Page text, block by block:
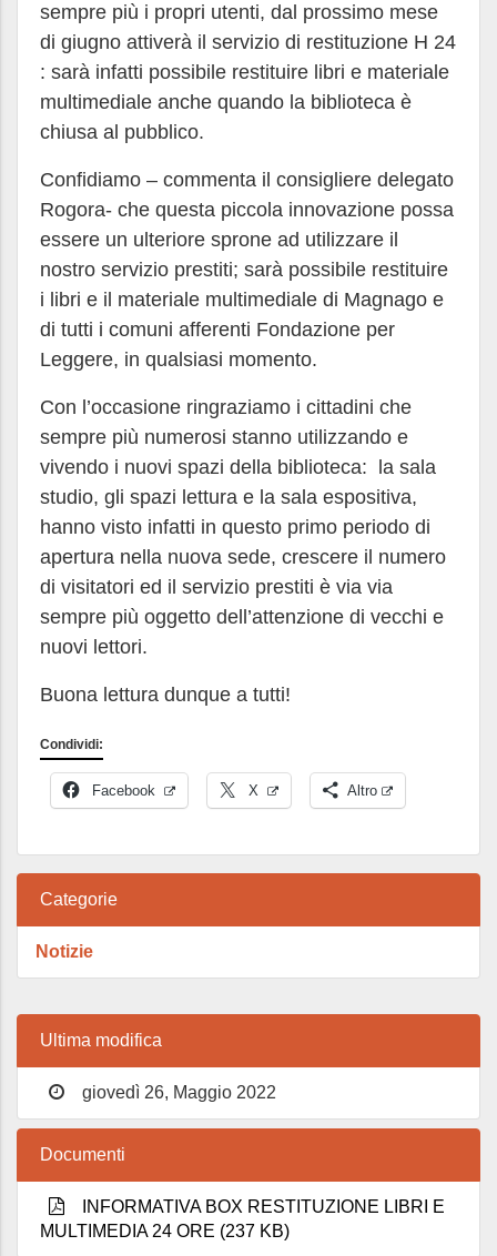
sempre più i propri utenti, dal prossimo mese
di giugno attiverà il servizio di restituzione H 24
: sarà infatti possibile restituire libri e materiale
multimediale anche quando la biblioteca è
chiusa al pubblico.
Confidiamo – commenta il consigliere delegato
Rogora- che questa piccola innovazione possa
essere un ulteriore sprone ad utilizzare il
nostro servizio prestiti; sarà possibile restituire
i libri e il materiale multimediale di Magnago e
di tutti i comuni afferenti Fondazione per
Leggere, in qualsiasi momento.
Con l’occasione ringraziamo i cittadini che
sempre più numerosi stanno utilizzando e
vivendo i nuovi spazi della biblioteca: la sala
studio, gli spazi lettura e la sala espositiva,
hanno visto infatti in questo primo periodo di
apertura nella nuova sede, crescere il numero
di visitatori ed il servizio prestiti è via via
sempre più oggetto dell’attenzione di vecchi e
nuovi lettori.
Buona lettura dunque a tutti!
Condividi:
Facebook X Altro
Categorie
Notizie
Ultima modifica
giovedì 26, Maggio 2022
Documenti
INFORMATIVA BOX RESTITUZIONE LIBRI E
MULTIMEDIA 24 ORE (237 KB)